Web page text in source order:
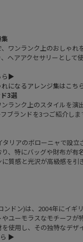
ワンランク上のおしゃれ
ヘアアクセサリーとして
ら▶︎
になるアレンジ集はこち
3選
ランク上のスタイルを演
ブランドを3つご紹介しま
リアのボローニャで設立
、特にバッグや財布が有名
質感と光沢が高級感を引
ドン)は、2004年にイギ
ユーモラスなモチーフが特
使用し、その独特なデザ
ら ▶︎